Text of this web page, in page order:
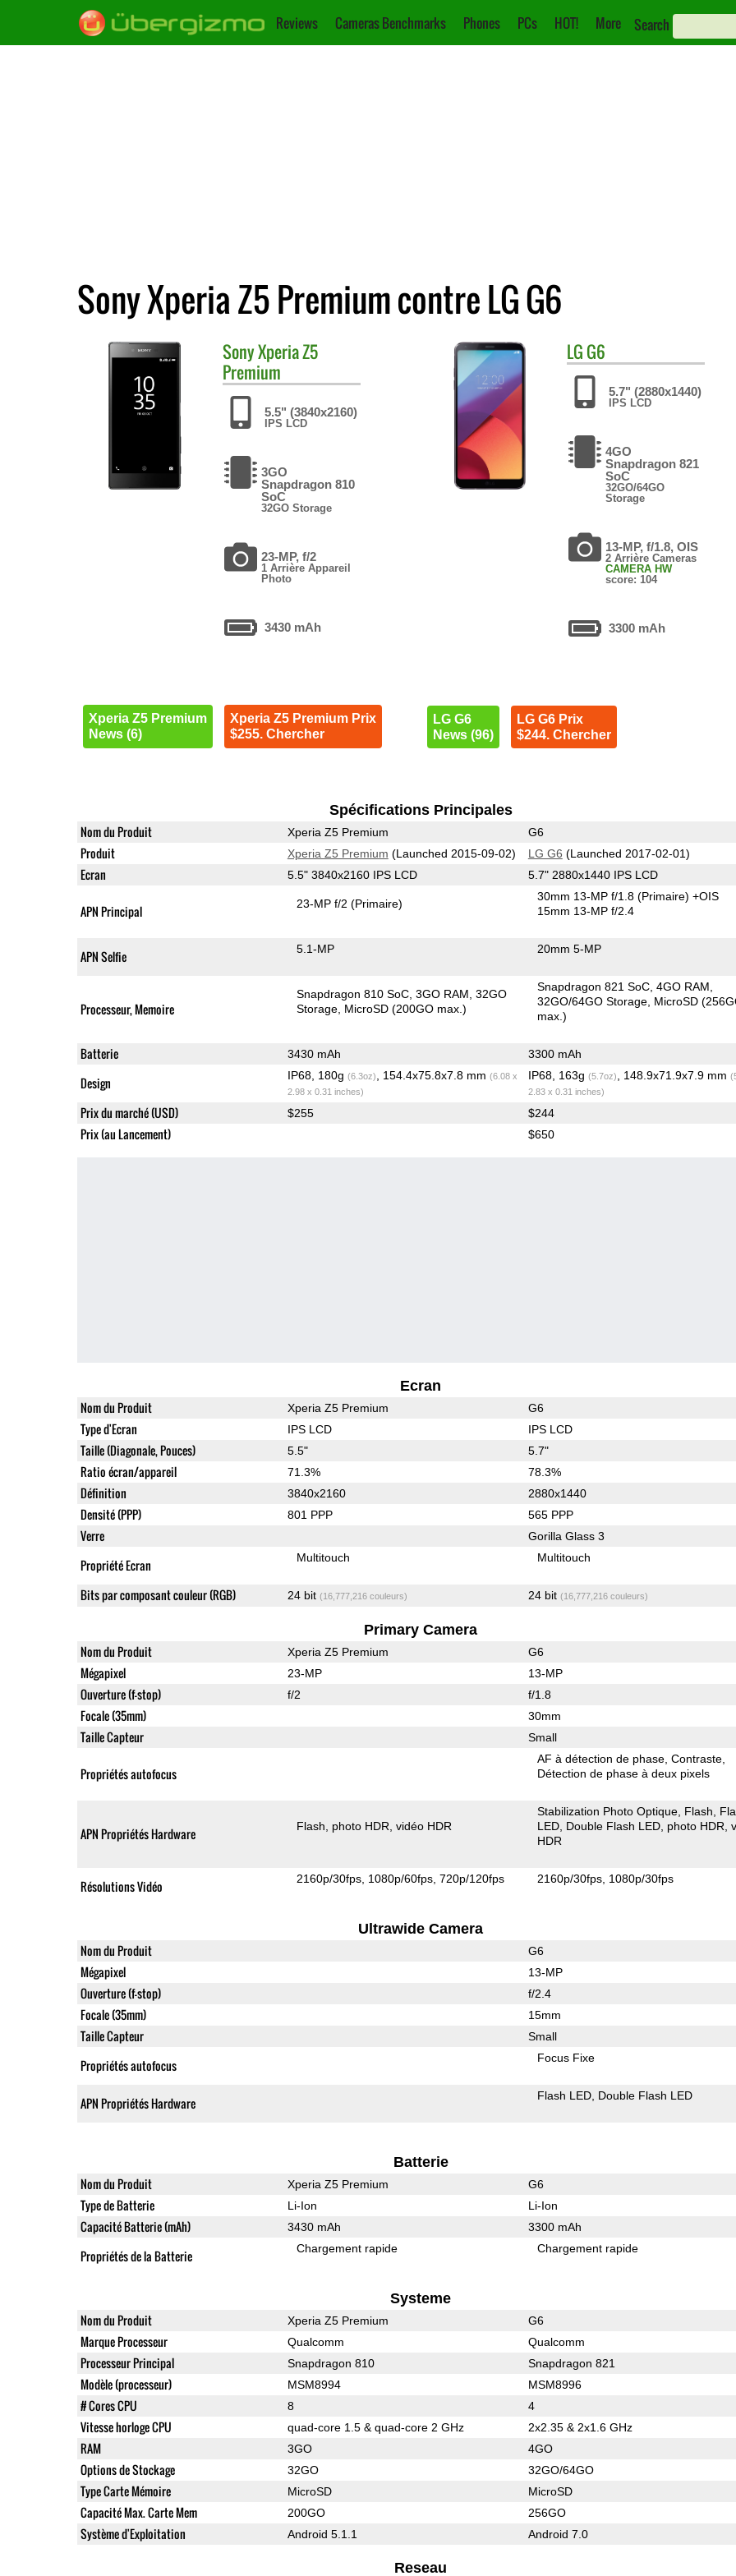
Reviews Cameras Benchmarks Phones PCs HOT! More Search
Sony Xperia Z5 Premium contre LG G6
SonyXperia Z5
Premium
5.5" (3840x2160)
IPS LCD
3GO
Snapdragon 810
SoC
32GO Storage
23-MP, f/2
1 Arrière Appareil
Photo
3430 mAh
Xperia Z5 Premium
News (6)
Xperia Z5 Premium Prix
$255. Chercher
LG G6
5.7" (2880x1440)
IPS LCD
4GO
Snapdragon 821
SoC
32GO/64GO
Storage
13-MP, f/1.8, OIS
2 Arrière Cameras
CAMERA HW
score: 104
3300 mAh
LG G6
News (96)
LG G6 Prix
$244. Chercher
Spécifications Principales
Nom du Produit Xperia Z5 Premium G6
Produit Xperia Z5 Premium (Launched 2015-09-02) LG G6 (Launched 2017-02-01)
Ecran 5.5" 3840x2160 IPS LCD 5.7" 2880x1440 IPS LCD
APN Principal 23-MP f/2(Primaire)
30mm 13-MP f/1.8(Primaire) +OIS
15mm 13-MP f/2.4
APN Selfie 5.1-MP 20mm 5-MP
Processeur, Memoire
Snapdragon 810 SoC 3GO RAM 32GO
Storage MicroSD (200GO max.)
Snapdragon 821 SoC 4GO RAM
32GO/64GO Storage MicroSD
max.)
Batterie 3430 mAh 3300 mAh
Design IP68, 180g (6.3oz) , 154.4x75.8x7.8 mm (6.08 x
2.98 x 0.31 inches)
IP68, 163g (5.7oz) , 148.9x71.9x7.9 mm
2.83 x 0.31 inches)
Prix du marché (USD) $255 $244
Prix (au Lancement) $650
Ecran
Nom du Produit Xperia Z5 Premium G6
Type d'Ecran IPS LCD IPS LCD
Taille (Diagonale, Pouces) 5.5" 5.7"
Ratio écran/appareil 71.3% 78.3%
Définition 3840x2160 2880x1440
Densité (PPP) 801 PPP 565 PPP
Verre Gorilla Glass 3
Propriété Ecran Multitouch Multitouch
Bits par composant couleur (RGB) 24 bit (16,777,216 couleurs) 24 bit (16,777,216 couleurs)
Primary Camera
Nom du Produit Xperia Z5 Premium G6
Mégapixel 23-MP 13-MP
Ouverture (f-stop) f/2 f/1.8
Focale (35mm) 30mm
Taille Capteur Small
Propriétés autofocus
AF à détection de phase Contraste
Détection de phase à deux pixels
APN Propriétés Hardware Flash photo HDR vidéo HDR
Stabilization Photo Optique Flash
LED Double Flash LED photo HDR
HDR
Résolutions Vidéo 2160p/30fps 1080p/60fps 720p/120fps 2160p/30fps 1080p/30fps
Ultrawide Camera
Nom du Produit G6
Mégapixel 13-MP
Ouverture (f-stop) f/2.4
Focale (35mm) 15mm
Taille Capteur Small
Propriétés autofocus Focus Fixe
APN Propriétés Hardware Flash LED Double Flash LED
Batterie
Nom du Produit Xperia Z5 Premium G6
Type de Batterie Li-Ion Li-Ion
Capacité Batterie (mAh) 3430 mAh 3300 mAh
Propriétés de la Batterie Chargement rapide Chargement rapide
Systeme
Nom du Produit Xperia Z5 Premium G6
Marque Processeur Qualcomm Qualcomm
Processeur Principal Snapdragon 810 Snapdragon 821
Modèle (processeur) MSM8994 MSM8996
# Cores CPU 8 4
Vitesse horloge CPU quad-core 1.5 & quad-core 2 GHz 2x2.35 & 2x1.6 GHz
RAM 3GO 4GO
Options de Stockage 32GO 32GO/64GO
Type Carte Mémoire MicroSD MicroSD
Capacité Max. Carte Mem 200GO 256GO
Système d'Exploitation Android 5.1.1 Android 7.0
Reseau